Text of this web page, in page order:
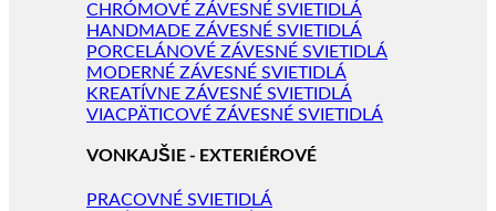
CHRÓMOVÉ ZÁVESNÉ SVIETIDLÁ
HANDMADE ZÁVESNÉ SVIETIDLÁ
PORCELÁNOVÉ ZÁVESNÉ SVIETIDLÁ
MODERNÉ ZÁVESNÉ SVIETIDLÁ
KREATÍVNE ZÁVESNÉ SVIETIDLÁ
VIACPÄTICOVÉ ZÁVESNÉ SVIETIDLÁ
VONKAJŠIE - EXTERIÉROVÉ
PRACOVNÉ SVIETIDLÁ